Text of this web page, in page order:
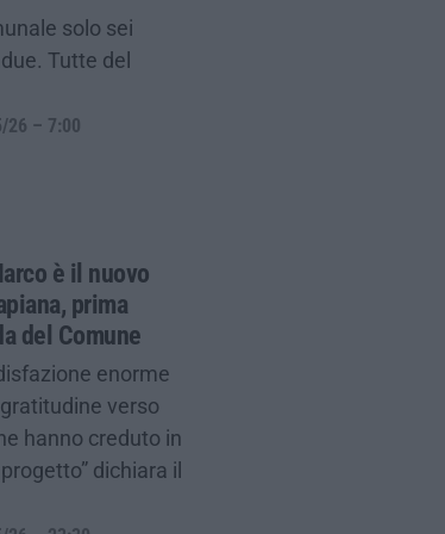
solo sei
Tutte del
26 – 7:00
è il nuovo
prima
del Comune
enorme
verso
hanno creduto in
dichiara il